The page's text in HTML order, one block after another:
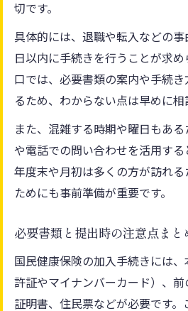
切です。
具体的には、退職や転入などの
日以内に手続きを行うことが求
口では、必要書類の案内や手続
るため、わからない点は早めに相
また、混雑する時期や曜日もあ
や電話での問い合わせを活用す
年度末や月初は多くの方が訪れ
ためにも事前準備が重要です。
必要書類と提出時の注意点まと
国民健康保険の加入手続きには
許証やマイナンバーカード）、
証明書、住民票などが必要です